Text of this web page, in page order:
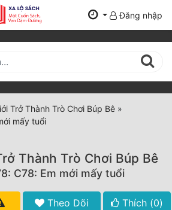
Đăng nhập
Trở Thành Trò Chơi Búp Bê »
mấy tuổi
Thành Trò Chơi Búp Bê
C78: Em mới mấy tuổi
Theo Dõi Thích (0)